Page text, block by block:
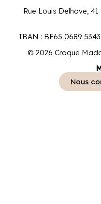
Rue Louis Delhove,
IBAN : BE65 0689
© 2026 Croque
Nous